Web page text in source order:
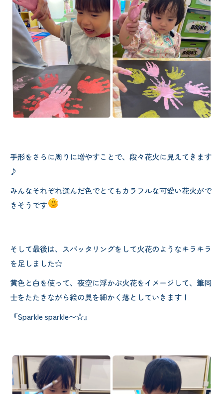
手形をさらに周りに増やすことで、段々花火に見えてきます
♪
みんなそれぞれ選んだ色でとてもカラフルな可愛い花火がで
きそうです
そして最後は、スパッタリングをして火花のようなキラキラ
を足しました☆
黄色と白を使って、夜空に浮かぶ火花をイメージして、筆同
士をたたきながら絵の具を細かく落としていきます！
『Sparkle sparkle〜☆』